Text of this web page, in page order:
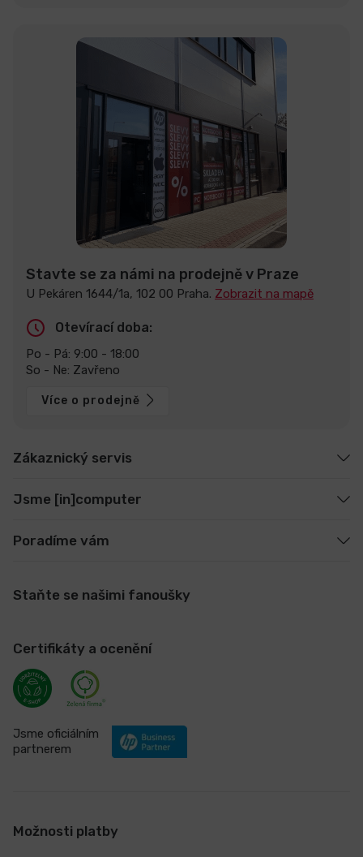
Stavte se za námi na prodejně v Praze
U Pekáren 1644/1a, 102 00 Praha. Zobrazit na mapě
Otevírací doba:
Po - Pá: 9:00 - 18:00
So - Ne: Zavřeno
Více o prodejně
Zákaznický servis
Jsme [in]computer
Poradíme vám
Staňte se našimi fanoušky
Certifikáty a ocenění
Jsme oficiálním
partnerem
Možnosti platby